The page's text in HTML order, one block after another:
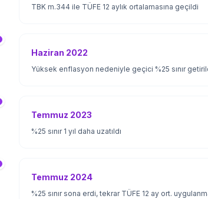
TBK m.344 ile TÜFE 12 aylık ortalamasına geçildi
Haziran 2022
Yüksek enflasyon nedeniyle geçici %25 sınır
Temmuz 2023
%25 sınır 1 yıl daha uzatıldı
Temmuz 2024
%25 sınır sona erdi, tekrar TÜFE 12 ay ort.